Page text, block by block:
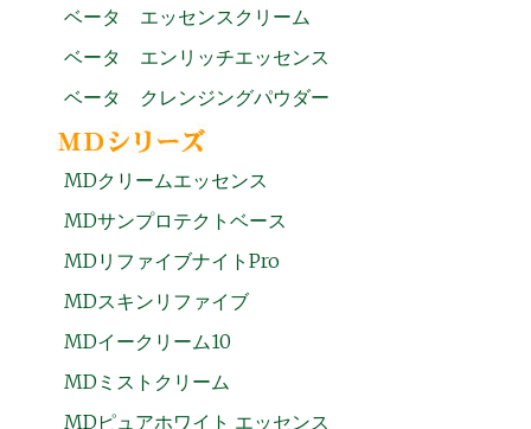
ベータ エッセンスクリーム
ベータ エンリッチエッセンス
ベータ クレンジングパウダー
MDクリームエッセンス
MDサンプロテクトベース
MDリファイブナイトPro
MDスキンリファイブ
MDイークリーム10
MDミストクリーム
MDピュアホワイト エッセンス